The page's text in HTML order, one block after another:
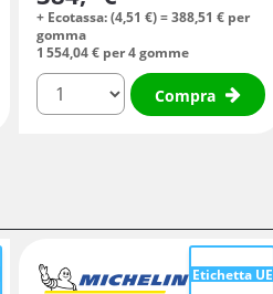
+ Ecotassa: (4,51 €) =388,51 € per
gomma
1 554,04€ per 4 gomme
quantità
Compra
Etichetta UE